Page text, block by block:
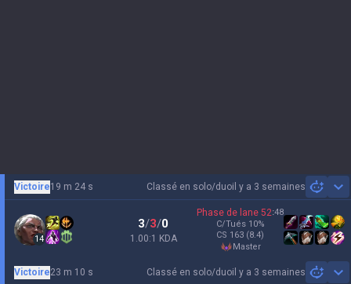
Classé en solo/duoil y a 3 semaines
Victoire19 m 24 s
14
3/3/0
1.00:1 KDA
Phase de lane 52:48
C/Tués 10%
CS 163 (8.4)
master
Classé en solo/duoil y a 3 semaines
Victoire23 m 10 s